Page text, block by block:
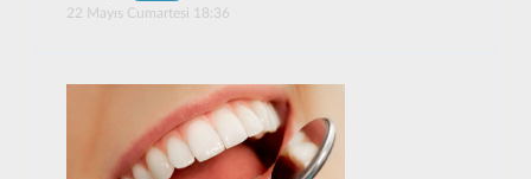
22 Mayıs Cumartesi 18:36